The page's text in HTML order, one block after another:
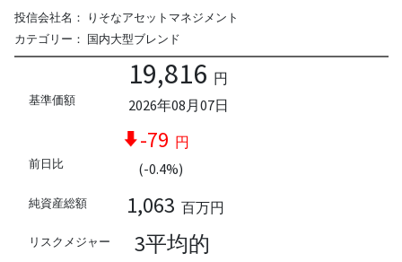
投信会社名： りそなアセットマネジメント
カテゴリー： 国内大型ブレンド
基準価額
19,816 円
2026年08月07日
前日比
-79 円
(-0.4%)
純資産総額 1,063 百万円
リスクメジャー 3平均的